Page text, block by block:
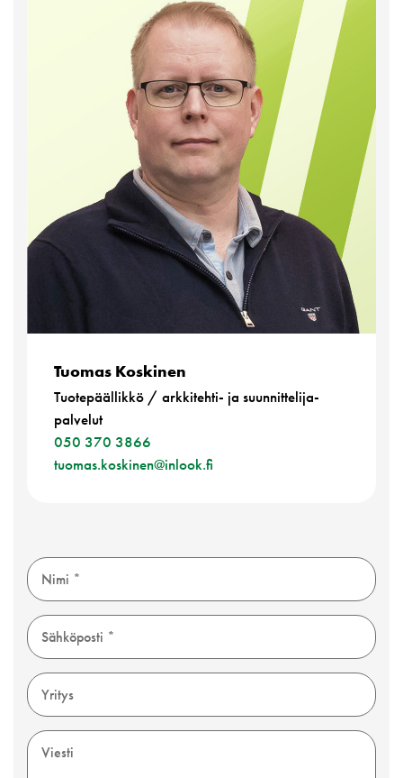
Tuomas Koskinen
Tuotepäällikkö / arkkitehti- ja suunnittelija­
palvelut
050 370 3866
tuomas.koskinen@inlook.fi